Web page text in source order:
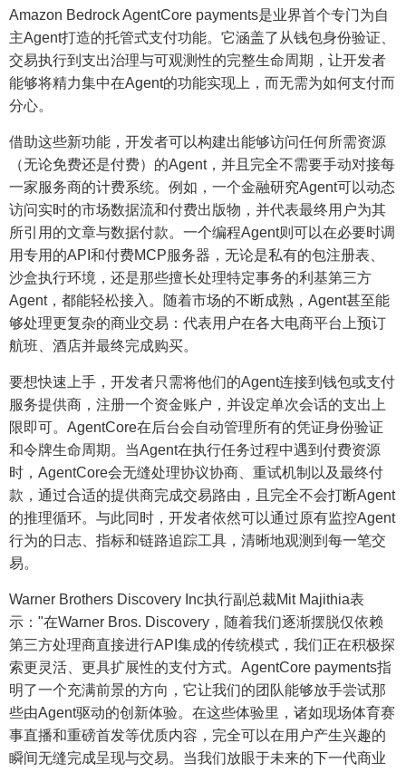
Amazon Bedrock AgentCore payments是业界首个专门为自
主Agent打造的托管式支付功能。它涵盖了从钱包身份验证、
交易执行到支出治理与可观测性的完整生命周期，让开发者
能够将精力集中在Agent的功能实现上，而无需为如何支付而
分心。
借助这些新功能，开发者可以构建出能够访问任何所需资源
（无论免费还是付费）的Agent，并且完全不需要手动对接每
一家服务商的计费系统。例如，一个金融研究Agent可以动态
访问实时的市场数据流和付费出版物，并代表最终用户为其
所引用的文章与数据付款。一个编程Agent则可以在必要时调
用专用的API和付费MCP服务器，无论是私有的包注册表、
沙盒执行环境，还是那些擅长处理特定事务的利基第三方
Agent，都能轻松接入。随着市场的不断成熟，Agent甚至能
够处理更复杂的商业交易：代表用户在各大电商平台上预订
航班、酒店并最终完成购买。
要想快速上手，开发者只需将他们的Agent连接到钱包或支付
服务提供商，注册一个资金账户，并设定单次会话的支出上
限即可。AgentCore在后台会自动管理所有的凭证身份验证
和令牌生命周期。当Agent在执行任务过程中遇到付费资源
时，AgentCore会无缝处理协议协商、重试机制以及最终付
款，通过合适的提供商完成交易路由，且完全不会打断Agent
的推理循环。与此同时，开发者依然可以通过原有监控Agent
行为的日志、指标和链路追踪工具，清晰地观测到每一笔交
易。
Warner Brothers Discovery Inc执行副总裁Mit Majithia表
示："在Warner Bros. Discovery，随着我们逐渐摆脱仅依赖
第三方处理商直接进行API集成的传统模式，我们正在积极探
索更灵活、更具扩展性的支付方式。AgentCore payments指
明了一个充满前景的方向，它让我们的团队能够放手尝试那
些由Agent驱动的创新体验。在这些体验里，诸如现场体育赛
事直播和重磅首发等优质内容，完全可以在用户产生兴趣的
瞬间无缝完成呈现与交易。当我们放眼于未来的下一代商业